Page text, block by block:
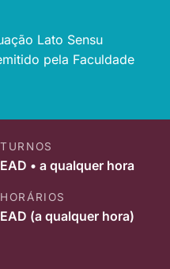
Lato Sensu
pela Faculdade
TURNOS
EAD • a qualquer hora
HORÁRIOS
EAD (a qualquer hora)